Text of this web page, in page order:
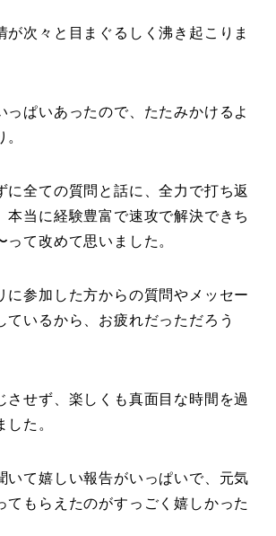
が次々と目まぐるしく沸き起こりま
っぱいあったので、たたみかけるよ
に全ての質問と話に、全力で打ち返
本当に経験豊富で速攻で解決できち
って改めて思いました。
に参加した方からの質問やメッセー
ているから、お疲れだっただろう
させず、楽しくも真面目な時間を過
した。
いて嬉しい報告がいっぱいで、元気
てもらえたのがすっごく嬉しかった